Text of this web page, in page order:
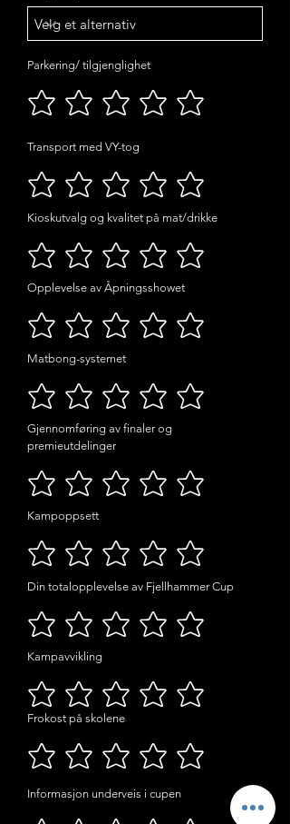
Parkering/ tilgjenglighet
Transport med VY-tog
Kioskutvalg og kvalitet på mat/drikke
Opplevelse av Åpningsshowet
Matbong-systemet
Gjennomføring av finaler og
premieutdelinger
Kampoppsett
Din totalopplevelse av Fjellhammer Cup
Kampavvikling
Frokost på skolene
Informasjon underveis i cupen